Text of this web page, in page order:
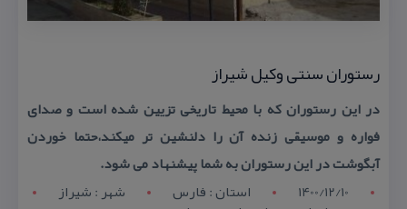
رستوران سنتی وكیل شیراز
در این رستوران كه با محیط تاریخی تزیین شده است و صدای
فواره و موسیقی زنده آن را دلنشین تر میكند،حتما خوردن
آبگوشت در این رستوران به شما پیشنهاد می شود.
1400/12/10
استان : فارس شهر : شيراز